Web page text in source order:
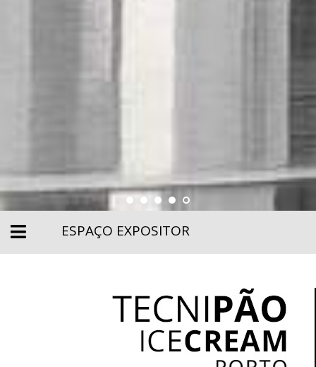
ESPAÇO EXPOSITOR